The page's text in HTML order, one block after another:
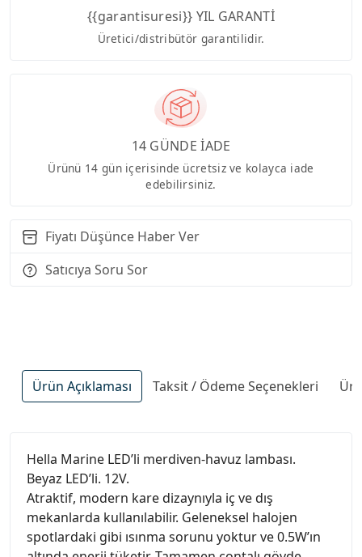
{{garantisuresi}} YIL GARANTİ
Üretici/distribütör garantilidir.
14 GÜNDE İADE
Ürünü 14 gün içerisinde ücretsiz ve kolayca iade
edebilirsiniz.
Fiyatı Düşünce Haber Ver
Satıcıya Soru Sor
Ürün Açıklaması Taksit / Ödeme Seçenekleri
Hella Marine LED’li merdiven-havuz lambası.
Beyaz LED’li. 12V.
Atraktif, modern kare dizaynıyla iç ve dış
mekanlarda kullanılabilir. Geleneksel halojen
spotlardaki gibi ısınma sorunu yoktur ve 0.5W’ın